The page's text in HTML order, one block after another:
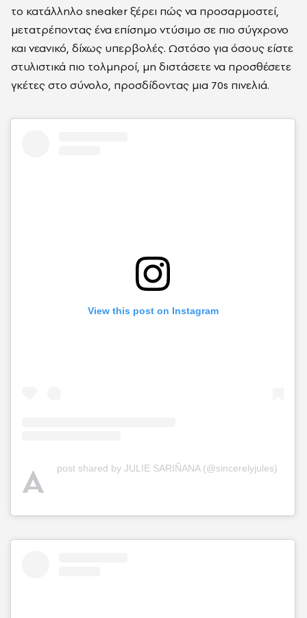
το κατάλληλο sneaker ξέρει πώς να προσαρμοστεί,
μετατρέποντας ένα επίσημο ντύσιμο σε πιο σύγχρονο
και νεανικό, δίχως υπερβολές. Ωστόσο για όσους είστε
στυλιστικά πιο τολμηροί, μη διστάσετε να προσθέσετε
γκέτες στο σύνολο, προσδίδοντας μια 70s πινελιά.
View this post on Instagram
A post shared by JULIE SARIÑANA (@sincerelyjules)